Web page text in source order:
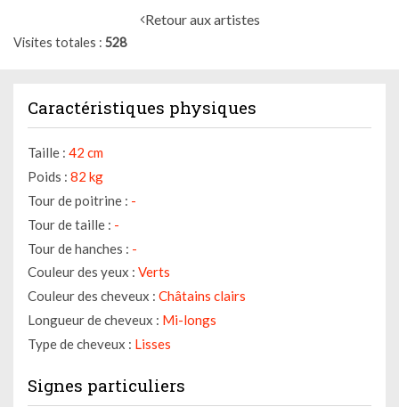
Retour aux artistes
Visites totales 528
Caractéristiques physiques
Taille : 42 cm
Poids : 82 kg
Tour de poitrine : -
Tour de taille : -
Tour de hanches : -
Couleur des yeux : Verts
Couleur des cheveux : Châtains clairs
Longueur de cheveux : Mi-longs
Type de cheveux : Lisses
Signes particuliers